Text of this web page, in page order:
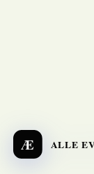
Æ ALLE